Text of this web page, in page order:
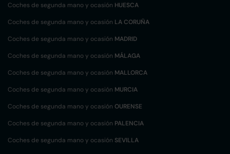
Coches de segunda mano y ocasión HUESCA
Coches de segunda mano y ocasión LA CORUÑA
Coches de segunda mano y ocasión MADRID
Coches de segunda mano y ocasión MÁLAGA
Coches de segunda mano y ocasión MALLORCA
Coches de segunda mano y ocasión MURCIA
Coches de segunda mano y ocasión OURENSE
Coches de segunda mano y ocasión PALENCIA
Coches de segunda mano y ocasión SEVILLA